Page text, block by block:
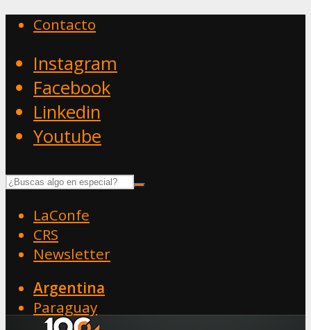
Contacto
Instagram
Facebook
Linkedin
Youtube
LaConfe
CRS
Newsletter
Argentina
Paraguay